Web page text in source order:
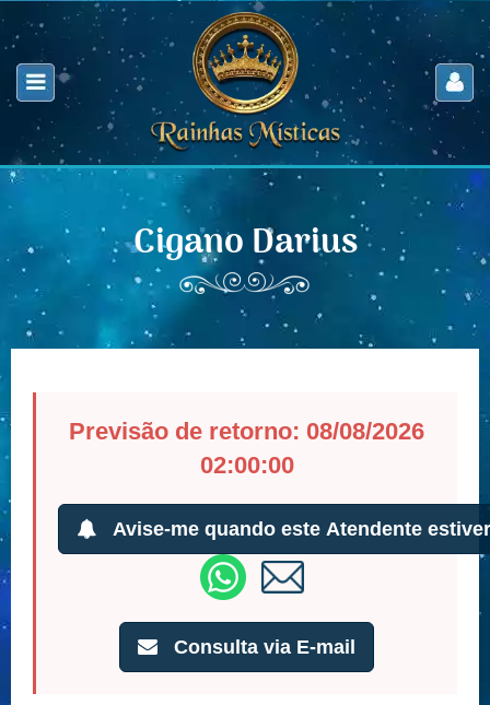
Cigano Darius
Previsão de retorno: 08/08/2026
02:00:00
Avise-me quando este Atendente
Consulta via E-mail